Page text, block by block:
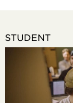
STUDENT